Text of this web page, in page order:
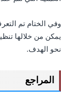
وفي الختام تم
يمكن من خلالها
نحو الهدف.
المراجع